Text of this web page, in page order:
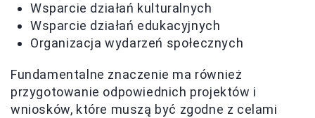
Wsparcie działań kulturalnych
Wsparcie działań edukacyjnych
Organizacja wydarzeń społecznych
Fundamentalne znaczenie ma również
przygotowanie odpowiednich projektów i
wniosków, które muszą być zgodne z celami